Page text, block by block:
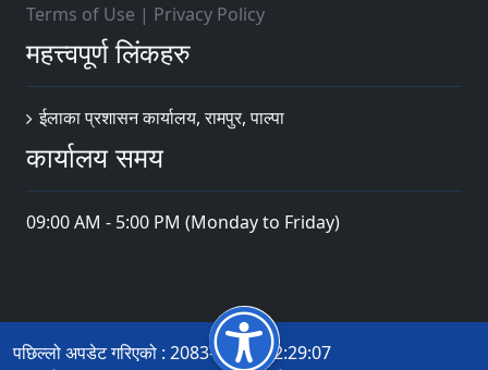
Terms of Use | Privacy Policy
महत्त्वपूर्ण लिंकहरु
ईलाका प्रशासन कार्यालय, रामपुर, पाल्पा
कार्यालय समय
09:00 AM - 5:00 PM (Monday to Friday)
पछिल्लो अपडेट गरिएको : 2083-04-19 12:29:07